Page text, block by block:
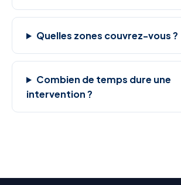
Quelles zones couvrez-vous ?
Combien de temps dure une
intervention ?